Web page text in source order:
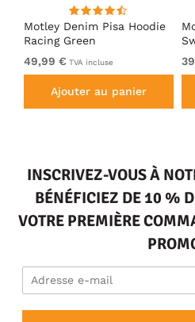
Motley Denim Pisa Hoodie
Racing Green
49,99 € TVA incluse
Ajouter au panier
INSCRIVEZ-VOUS À
BÉNÉFICIEZ DE 10 %
VOTRE PREMIÈRE